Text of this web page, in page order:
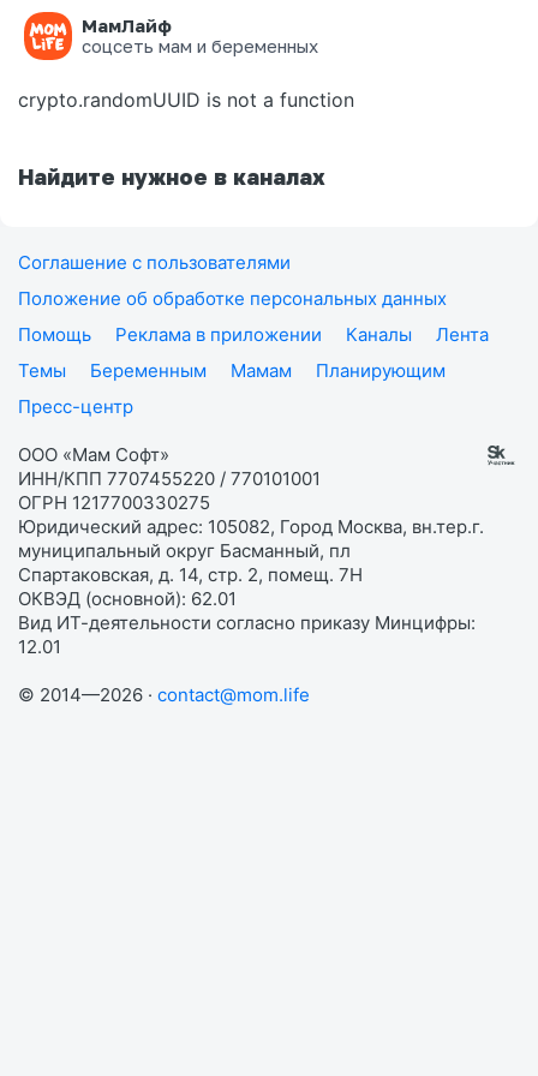
МамЛайф
соцсеть мам и беременных
Ошибка на странице
crypto.randomUUID is not a function
Найдите нужное в каналах
Соглашение с пользователями
Положение об обработке персональных данных
Помощь
Реклама в приложении Каналы
Лента
Темы
Беременным Мамам
Планирующим
Пресс-центр
ООО «Мам Софт»
ИНН/КПП 7707455220 / 770101001
ОГРН 1217700330275
Юридический адрес: 105082, Город Москва, вн.тер.г.
муниципальный округ Басманный, пл
Спартаковская, д. 14, стр. 2, помещ. 7Н
ОКВЭД (основной): 62.01
Вид ИТ-деятельности согласно приказу Минцифры:
12.01
© 2014—2026 · contact@mom.life